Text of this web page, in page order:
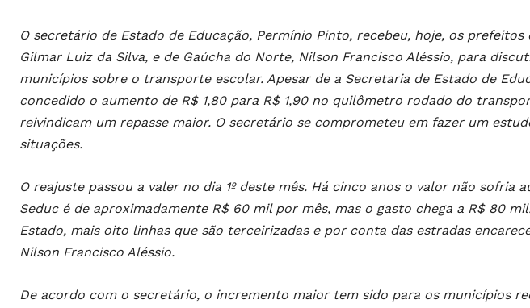
O secretário de Estado de Educação, Permínio Pinto, recebeu, hoje, os prefeitos
Gilmar Luiz da Silva, e de Gaúcha do Norte, Nilson Francisco Aléssio, para
municípios sobre o transporte escolar. Apesar de a Secretaria de Estado de
concedido o aumento de R$ 1,80 para R$ 1,90 no quilômetro rodado do
reivindicam um repasse maior. O secretário se comprometeu em fazer um
situações.
O reajuste passou a valer no dia 1º deste mês. Há cinco anos o valor não sofria
Seduc é de aproximadamente R$ 60 mil por mês, mas o gasto chega a R$ 80
Estado, mais oito linhas que são terceirizadas e por conta das estradas
Nilson Francisco Aléssio.
De acordo com o secretário, o incremento maior tem sido para os municípios